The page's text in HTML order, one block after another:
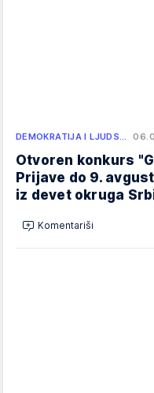
DEMOKRATIJA I LJUDS…
Otvoren konkurs
Prijave do 9.
iz devet okruga
Komentariši